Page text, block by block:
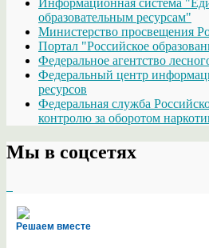
Информационная система
образовательным ресурсам"
Министерство просвещения
Портал "Российское
Федеральное агентство
Федеральный центр
ресурсов
Федеральная служба
контролю за оборотом
Мы в соцсетях
Решаем вместе